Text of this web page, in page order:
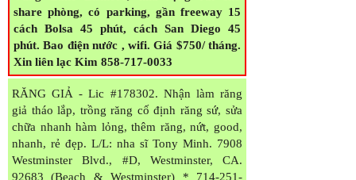
hư, lỏng, gãy móc, thêm Răng, lấy liền.
Hàm giả có implant Làm răng giả tháo lắp.
Hàm nhựa dẻo không gãy, nứt. Giá Rẻ. LL:
Tùng 714-251-7035
Vùng Lake Elsinore, nhà rộng rãi cho
share phòng, có parking, gần freeway 15
cách Bolsa 45 phút, cách San Diego 45
phút. Bao điện nước , wifi. Giá $750/ tháng.
Xin liên lạc Kim 858-717-0033
RĂNG GIẢ - Lic #178302. Nhận làm răng
giả tháo lắp, trồng răng cố định răng sứ, sửa
chữa nhanh hàm lỏng, thêm răng, nứt, good,
nhanh, rẻ đẹp. L/L: nha sĩ Tony Minh. 7908